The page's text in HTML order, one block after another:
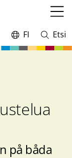
valikko
Vaihda
kieltä,
FI
Avaa
ja
Etsi
på båda